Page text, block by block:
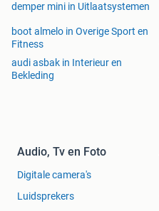
demper mini in Uitlaatsystemen
boot almelo in Overige Sport en
Fitness
audi asbak in Interieur en
Bekleding
Audio, Tv en Foto
Digitale camera's
Luidsprekers